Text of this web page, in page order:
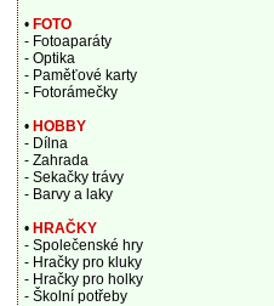
• FOTO
- Fotoaparáty
- Optika
- Paměťové karty
- Fotorámečky
• HOBBY
- Dílna
- Zahrada
- Sekačky trávy
- Barvy a laky
• HRAČKY
- Společenské hry
- Hračky pro kluky
- Hračky pro holky
- Školní potřeby